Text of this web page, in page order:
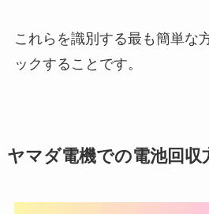
これらを識別する最も簡単な
ックすることです。
ヤマダ電機での電池回収